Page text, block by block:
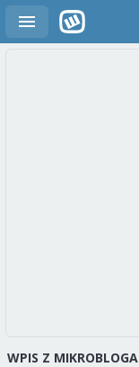
WPIS Z MIKROBLOGA